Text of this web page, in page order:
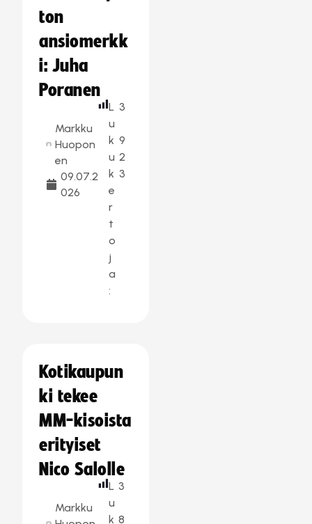
ton
ansiomerkk
i: Juha
Poranen
Markku
Huopon
en
09.07.2
026
L
u
k
u
k
e
r
t
o
j
a
:
3
9
2
3
Kotikaupun
ki tekee
MM-kisoista
erityiset
Nico Salolle
Markku
L
u
k
3
8